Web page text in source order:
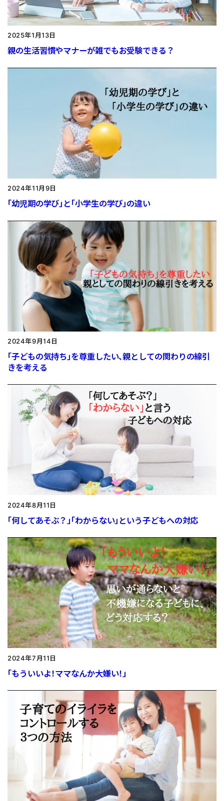
2025年1月13日
親の生活習慣やマナーが雑でもお受験できる？
2024年11月9日
「幼児期の学び」と「小学生の学び」の違い
2024年9月14日
「子どもの気持ち」を尊重したい、親としての関わりの線引
きを考える
2024年8月11日
「何してあそぶ？」「わからない」という子どもへの対応
2024年7月11日
「もういいよ！ママなんか大嫌い！」